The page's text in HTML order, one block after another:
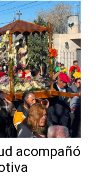
acompañó